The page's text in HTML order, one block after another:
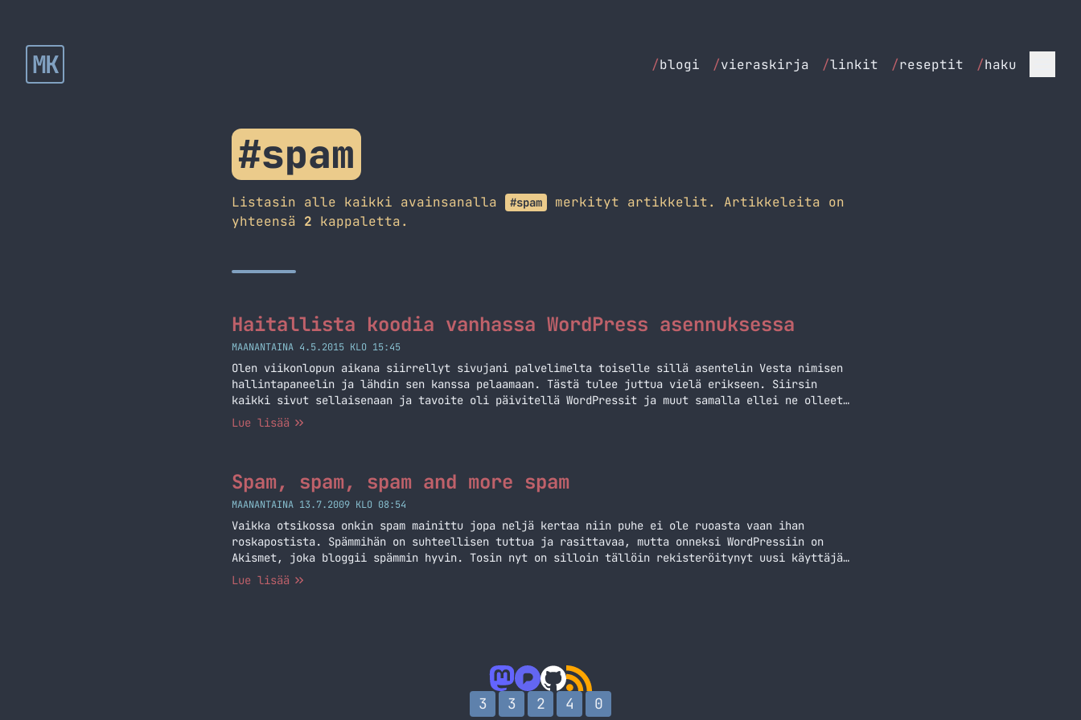
MK /blogi /vieraskirja /linkit /reseptit /haku
#spam
Listasin alle kaikki avainsanalla #spam
merkityt artikkelit. Artikkeleita on
yhteensä 2 kappaletta.
Haitallista koodia vanhassa WordPress asennuksessa
MAANANTAINA 4.5.2015 KLO 15:45
Olen viikonlopun aikana siirrellyt sivujani palvelimelta toiselle sillä asentelin Vesta nimisen
hallintapaneelin ja lähdin sen kanssa pelaamaan. Tästä tulee juttua vielä erikseen. Siirsin
kaikki sivut sellaisenaan ja tavoite oli päivitellä WordPressit ja muut samalla ellei ne olleet
ajantasalla. Sivustoissa oli yksi tai kaksi WP asennusta, jotka ei ole juurikaan käytössä ja
Lue lisää
Spam, spam, spam and more spam
MAANANTAINA 13.7.2009 KLO 08:54
Vaikka otsikossa onkin spam mainittu jopa neljä kertaa niin puhe ei ole ruoasta vaan ihan
roskapostista. Spämmihän on suhteellisen tuttua ja rasittavaa, mutta onneksi WordPressiin on
Akismet, joka bloggii spämmin hyvin. Tosin nyt on silloin tällöin rekisteröitynyt uusi käyttäjä
ja uskon, että ne ovat spämmereitä olleet. Miksi? Ensinnäkin nimimerkki ollut jotain aivan
Lue lisää
3 3 2 4 0